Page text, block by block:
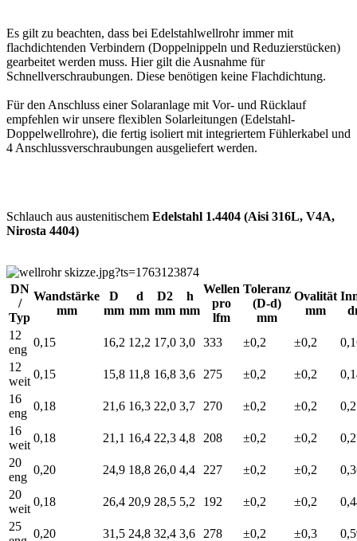
Es gilt zu beachten, dass bei Edelstahlwellrohr immer mit
flachdichtenden Verbindern (Doppelnippeln und Reduzierstücken)
gearbeitet werden muss. Hier gilt die Ausnahme für
Schnellverschraubungen. Diese benötigen keine Flachdichtung.
Für den Anschluss einer Solaranlage mit Vor- und Rücklauf
empfehlen wir unsere flexiblen Solarleitungen (Edelstahl-
Doppelwellrohre), die fertig isoliert mit integriertem Fühlerkabel und
4 Anschlussverschraubungen ausgeliefert werden.
Schlauch aus austenitischem Edelstahl 1.4404 (Aisi 316L, V4A,
Nirosta 4404)
DN
/
Typ
Wandstärke
mm
D
mm
d
mm
D2
mm
h
mm
Wellen
pro
lfm
Toleranz
(D-d)
mm
Ovalität
mm
12
eng
0,15 16,2 12,2 17,0 3,0 333 ±0,2 ±0,2
12
weit
0,15 15,8 11,8 16,8 3,6 275 ±0,2 ±0,2
16
eng
0,18 21,6 16,3 22,0 3,7 270 ±0,2 ±0,2
16
weit
0,18 21,1 16,4 22,3 4,8 208 ±0,2 ±0,2
20
eng
0,20 24,9 18,8 26,0 4,4 227 ±0,2 ±0,2
20
weit
0,18 26,4 20,9 28,5 5,2 192 ±0,2 ±0,2
25
0,20 31,5 24,8 32,4 3,6 278 ±0,2 ±0,3